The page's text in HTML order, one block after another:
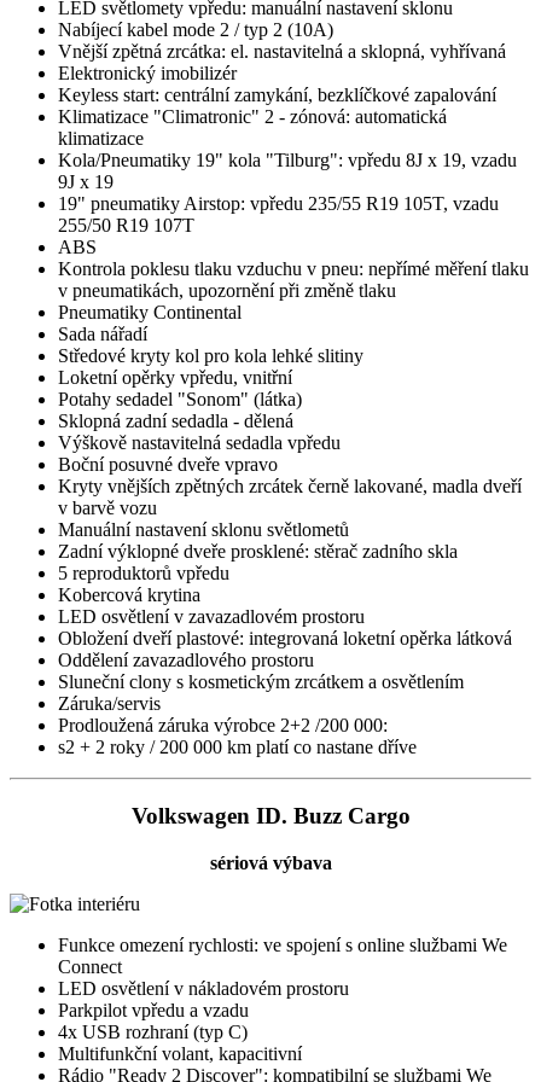
LED světlomety vpředu: manuální nastavení sklonu
Nabíjecí kabel mode 2 / typ 2 (10A)
Vnější zpětná zrcátka: el. nastavitelná a sklopná, vyhřívaná
Elektronický imobilizér
Keyless start: centrální zamykání, bezklíčkové zapalování
Klimatizace "Climatronic" 2 - zónová: automatická
klimatizace
Kola/Pneumatiky 19" kola "Tilburg": vpředu 8J x 19, vzadu
9J x 19
19" pneumatiky Airstop: vpředu 235/55 R19 105T, vzadu
255/50 R19 107T
ABS
Kontrola poklesu tlaku vzduchu v pneu: nepřímé měření tlaku
v pneumatikách, upozornění při změně tlaku
Pneumatiky Continental
Sada nářadí
Středové kryty kol pro kola lehké slitiny
Loketní opěrky vpředu, vnitřní
Potahy sedadel "Sonom" (látka)
Sklopná zadní sedadla - dělená
Výškově nastavitelná sedadla vpředu
Boční posuvné dveře vpravo
Kryty vnějších zpětných zrcátek černě lakované, madla dveří
v barvě vozu
Manuální nastavení sklonu světlometů
Zadní výklopné dveře prosklené: stěrač zadního skla
5 reproduktorů vpředu
Kobercová krytina
LED osvětlení v zavazadlovém prostoru
Obložení dveří plastové: integrovaná loketní opěrka látková
Oddělení zavazadlového prostoru
Sluneční clony s kosmetickým zrcátkem a osvětlením
Záruka/servis
Prodloužená záruka výrobce 2+2 /200 000:
s2 + 2 roky / 200 000 km platí co nastane dříve
Volkswagen ID. Buzz Cargo
sériová výbava
Funkce omezení rychlosti: ve spojení s online službami We
Connect
LED osvětlení v nákladovém prostoru
Parkpilot vpředu a vzadu
4x USB rozhraní (typ C)
Multifunkční volant, kapacitivní
Rádio "Ready 2 Discover": kompatibilní se službami We